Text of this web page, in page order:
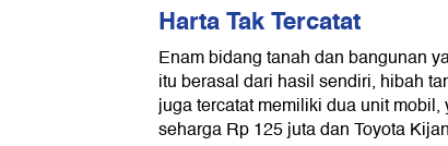
Harta Tak Tercatat
Enam bidang tanah dan bangunan
itu berasal dari hasil sendiri, hibah
juga tercatat memiliki dua unit
seharga Rp 125 juta dan Toyota